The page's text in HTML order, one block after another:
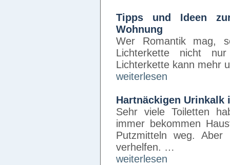
Tipps und Ideen
Wohnung
Wer Romantik mag,
Lichterkette nicht
Lichterkette kann mehr
weiterlesen
Hartnäckigen Urinkalk
Sehr viele Toiletten
immer bekommen
Putzmitteln weg.
verhelfen. …
weiterlesen